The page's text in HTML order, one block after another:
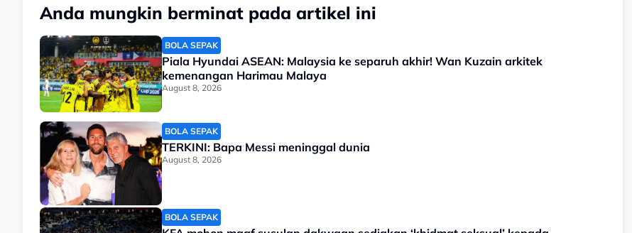
Anda mungkin berminat pada artikel ini
BOLA SEPAK
Piala Hyundai ASEAN: Malaysia ke separuh akhir! Wan Kuzain arkitek
kemenangan Harimau Malaya
August 8, 2026
BOLA SEPAK
TERKINI: Bapa Messi meninggal dunia
August 8, 2026
BOLA SEPAK